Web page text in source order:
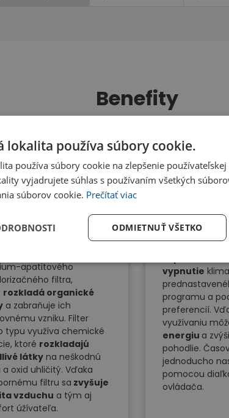
Benefity
filter
filter je špeciálny
odstraňuje
, baktérie, vírusy,
a nepríjemné pachy zo
apatitového
filtra,
rozkladá organické
a zabraňuje ich
vzniku. Filter
typu využíva chemické
ktoré rozkladajú
látkyna neškodnú
a oxid uhličitý. Vďaka
filtru sa zvyšuje
vzduchu a tým aj
úžívateľa.
24-
24-hodinový
funkcia, ktorá
nastaviť
vypnutie
programu a
preferencií.
využívaniu
energiu a
pohodlie.
jednoducho
pomocou
ovládača.
lokalita používa súbory cookie.
používa súbory cookie na zlepšenie
vyjadrujete súhlas s používaním všetkých
súborov cookie. Prečítať viac
ODMIETNUŤ VŠETKO